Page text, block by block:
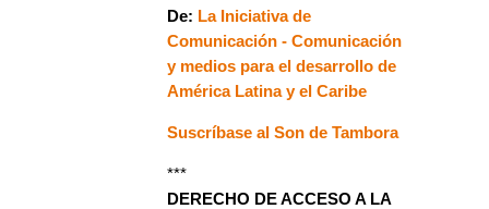
De: La Iniciativa de
Comunicación - Comunicación
y medios para el desarrollo de
América Latina y el Caribe
Suscríbase al Son de Tambora
***
DERECHO DE ACCESO A LA